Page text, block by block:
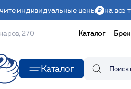
индивидуальные цены на все
270 Каталог
Каталог